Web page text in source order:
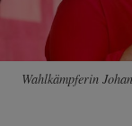
Wahlkämpferin